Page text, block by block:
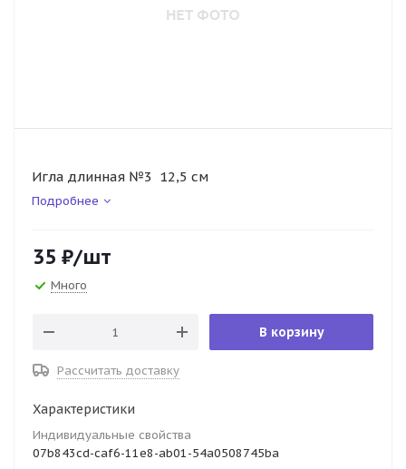
Игла длинная №3 12,5 см
Подробнее
35 ₽/шт
Много
В корзину
Рассчитать доставку
Характеристики
Индивидуальные свойства
07b843cd-caf6-11e8-ab01-54a0508745ba